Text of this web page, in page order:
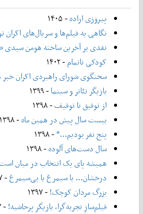
پیروزی اراده- ۱۴۰۵
نگاهی به فیلم‌ها و سریال‌های اکران
نقدی بر آخرین ساخته هومن سیدی
کودکی ناتمام- ۱۴۰۲
سخنگوی شورای راهبردی اکران خبر
بازیگر تئاتر و سینما- ۱۳۹۹
از توفیق تا توقیف- ۱۳۹۸
بیست سال پیش در همین ماه- ۱۳۹۸
پنج نفر بودیم...*- ۱۳۹۸
سال دست‌های آلوده- ۱۳۹۸
همیشه پای یک انتخاب در میان است!
درخشان... با سیمرغ یا بی‌سیمرغ- ۱۳۹۷
بزرگ مردان کوچک!- ۱۳۹۷
فیلم‌سازِ تجربه‌گرا، بازیگرِ پرحاشیه!- ۱۳۹۷